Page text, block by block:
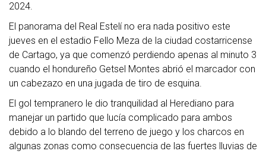
2024.
El panorama del Real Estelí no era nada positivo este
jueves en el estadio Fello Meza de la ciudad costarricense
de Cartago, ya que comenzó perdiendo apenas al minuto 3
cuando el hondureño Getsel Montes abrió el marcador con
un cabezazo en una jugada de tiro de esquina.
El gol tempranero le dio tranquilidad al Herediano para
manejar un partido que lucía complicado para ambos
debido a lo blando del terreno de juego y los charcos en
algunas zonas como consecuencia de las fuertes lluvias de